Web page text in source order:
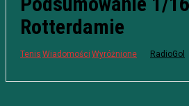
Rotterdamie
Tenis Wiadomości Wyróżnione RadioGol